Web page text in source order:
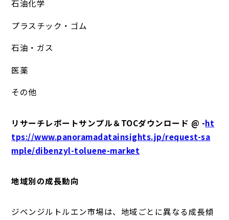
石油化学
プラスチック・ゴム
石油・ガス
医薬
その他
リサーチレポートサンプル＆TOCダウンロード @ -ht
tps://www.panoramadatainsights.jp/request-sa
mple/dibenzyl-toluene-market
地域別の成長動向
ジベンジルトルエン市場は、地域ごとに異なる成長傾